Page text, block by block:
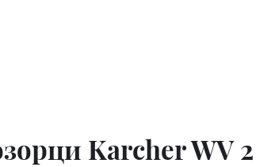
Karcher WV 2